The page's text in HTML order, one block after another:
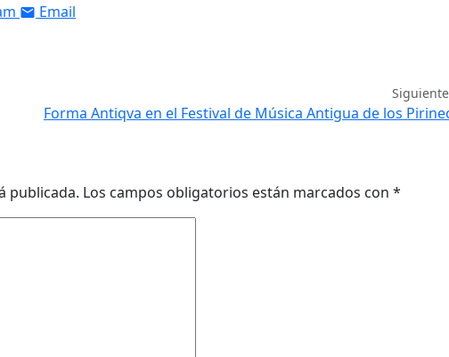
Email
Siguiente
Forma Antiqva en el Festival de Música Antigua de los
publicada. Los campos obligatorios están marcados con *